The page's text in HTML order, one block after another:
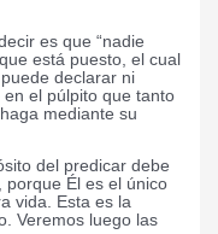
es que “nadie
está puesto, el cual
declarar ni
en el púlpito que tanto
mediante su
del predicar debe
porque Él es el único
vida. Esta es la
Veremos luego las